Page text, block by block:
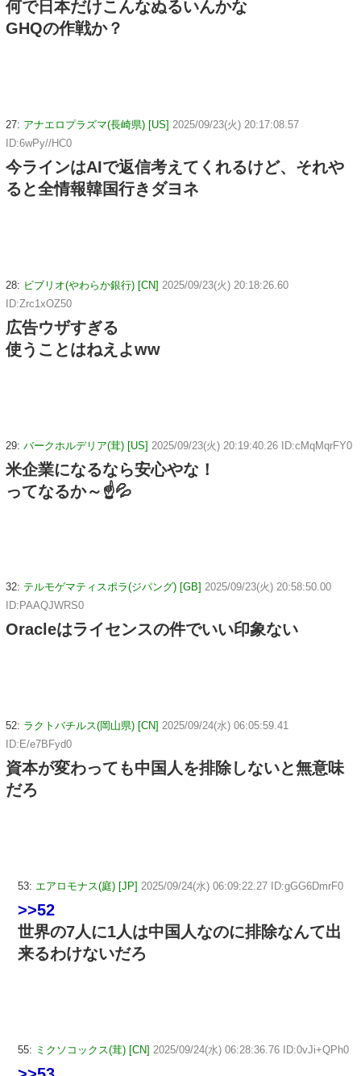
何で日本だけこんなぬるいんかな
GHQの作戦か？
27: アナエロプラズマ(長崎県) [US] 2025/09/23(火) 20:17:08.57
ID:6wPy//HC0
今ラインはAIで返信考えてくれるけど、それや
ると全情報韓国行きダヨネ
28: ビブリオ(やわらか銀行) [CN] 2025/09/23(火) 20:18:26.60
ID:Zrc1xOZ50
広告ウザすぎる
使うことはねえよww
29: バークホルデリア(茸) [US] 2025/09/23(火) 20:19:40.26 ID:cMqMqrFY0
米企業になるなら安心やな！
ってなるか～☝💦
32: テルモゲマティスポラ(ジパング) [GB] 2025/09/23(火) 20:58:50.00
ID:PAAQJWRS0
Oracleはライセンスの件でいい印象ない
52: ラクトバチルス(岡山県) [CN] 2025/09/24(水) 06:05:59.41
ID:E/e7BFyd0
資本が変わっても中国人を排除しないと無意味
だろ
53: エアロモナス(庭) [JP] 2025/09/24(水) 06:09:22.27 ID:gGG6DmrF0
>>52
世界の7人に1人は中国人なのに排除なんて出
来るわけないだろ
55: ミクソコックス(茸) [CN] 2025/09/24(水) 06:28:36.76 ID:0vJi+QPh0